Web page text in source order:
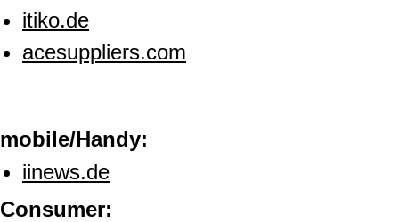
itiko.de
acesuppliers.com
mobile/Handy:
iinews.de
Consumer: